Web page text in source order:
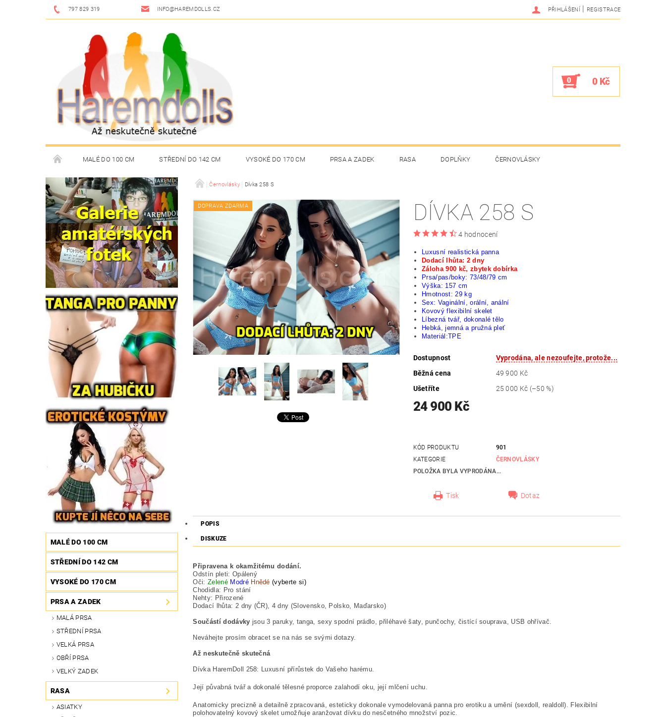
797 829 319 INFO@HAREMDOLLS.CZ PŘIHLÁŠENÍ | REGISTRACE
0 0 Kč
MALÉ DO 100 CM STŘEDNÍ DO 142 CM VYSOKÉ DO 170 CM PRSA A ZADEK RASA DOPLŇKY ČERNOVLÁSKY
BRUNETKY BLONDÝNKY RUSOVLÁSKY NAPIŠTE NÁM
MALÉ DO 100 CM
STŘEDNÍ DO 142 CM
VYSOKÉ DO 170 CM
PRSA A ZADEK
MALÁ PRSA
STŘEDNÍ PRSA
VELKÁ PRSA
OBŘÍ PRSA
VELKÝ ZADEK
RASA
ASIATKY
Černovlásky Dívka 258 S
DOPRAVA ZDARMA DÍVKA 258 S
4 hodnocení
Luxusní realistická panna
Dodací lhůta: 2 dny
Záloha 900 kč, zbytek dobírka
Prsa/pas/boky: 73/48/79 cm
Výška: 157 cm
Hmotnost: 29 kg
Sex: Vaginální, orální, anální
Kovový flexibilní skelet
Líbezná tvář, dokonalé tělo
Hebká, jemná a pružná pleť
Materiál:TPE
Dostupnost
Vyprodána, ale nezoufejte, protože...
Běžná cena
49 900 Kč
Ušetříte
25 000 Kč (–50 %)
24 900 Kč
KÓD PRODUKTU
901
KATEGORIE
ČERNOVLÁSKY
POLOŽKA BYLA VYPRODÁNA...
Tisk Dotaz
POPIS
DISKUZE
Připravena k okamžitému dodání.
Odstín pleti: Opálený
Oči:Zelené Modré Hnědé(vyberte si)
Chodidla: Pro stání
Nehty: Přirozené
Dodací lhůta: 2 dny (ČR), 4 dny (Slovensko, Polsko, Maďarsko)
Součástí dodávky jsou 3 paruky, tanga, sexy spodní prádlo, přiléhavé šaty, punčochy, čistící souprava, USB ohřívač.
Neváhejte prosím obracet se na nás se svými dotazy.
Až neskutečně skutečná
Dívka HaremDoll 258: Luxusní přírůstek do Vašeho harému.
Její půvabná tvář a dokonalé tělesné proporce zalahodí oku, její mlčení uchu.
Anatomicky precizně a detailně zpracovaná, esteticky dokonale vymodelovaná panna pro erotiku a umění (sexdoll, realdoll). Flexibilní
polohovatelný kovový skelet umožňuje aranžovat dívku do nesčetného množství pozic.